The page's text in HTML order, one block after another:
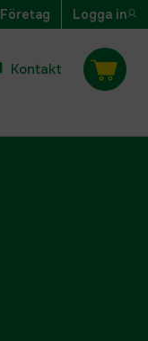
Företag Logga in
Kontakt